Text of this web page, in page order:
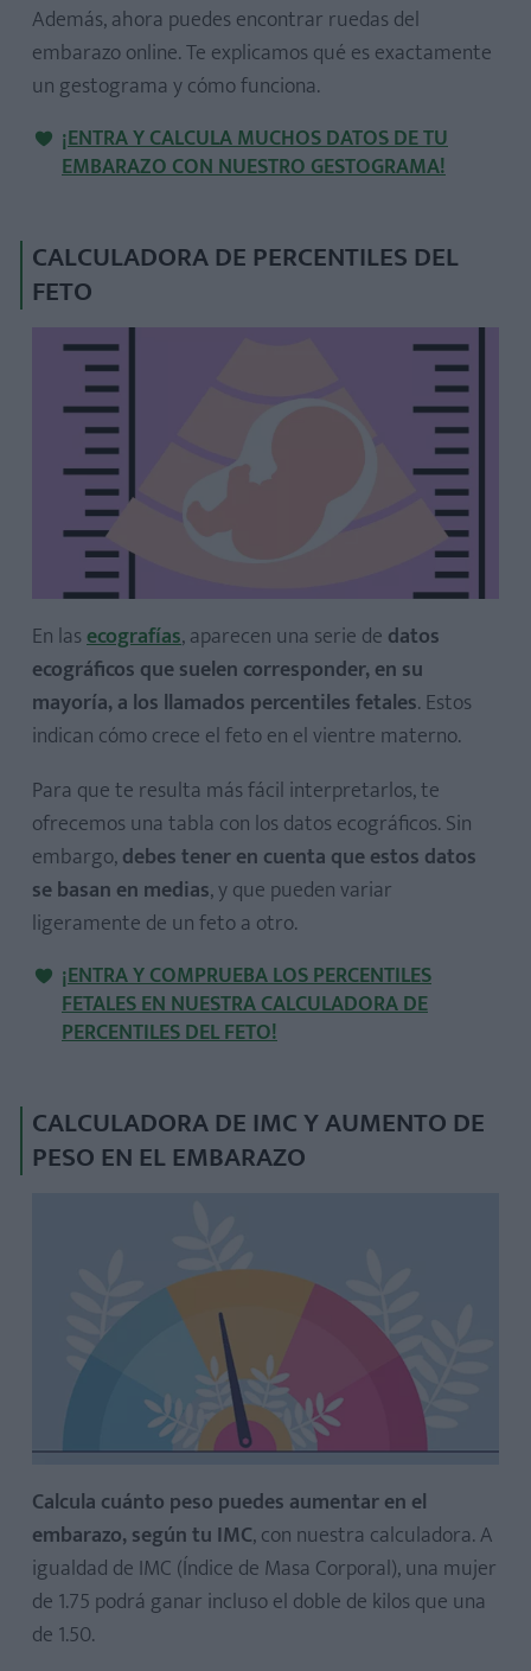
Además, ahora puedes encontrar ruedas del
embarazo online. Te explicamos qué es exactamente
un gestograma y cómo funciona.
¡ENTRA Y CALCULA MUCHOS DATOS DE TU
EMBARAZO CON NUESTRO GESTOGRAMA!
CALCULADORA DE PERCENTILES DEL
FETO
En lasecografías, aparecen una serie de datos
ecográficos que suelen corresponder, en su
mayoría, a los llamados percentiles fetales. Estos
indican cómo crece el feto en el vientre materno.
Para que te resulta más fácil interpretarlos, te
ofrecemos una tabla con los datos ecográficos. Sin
embargo,debes tener en cuenta que estos datos
se basan en medias, y que pueden variar
ligeramente de un feto a otro.
¡ENTRA Y COMPRUEBA LOS PERCENTILES
FETALES EN NUESTRA CALCULADORA DE
PERCENTILES DEL FETO!
CALCULADORA DE IMC Y AUMENTO DE
PESO EN EL EMBARAZO
Calcula cuánto peso puedes aumentar en el
embarazo, según tu IMC, con nuestra calculadora. A
igualdad de IMC (Índice de Masa Corporal), una mujer
de 1.75 podrá ganar incluso el doble de kilos que una
de 1.50.